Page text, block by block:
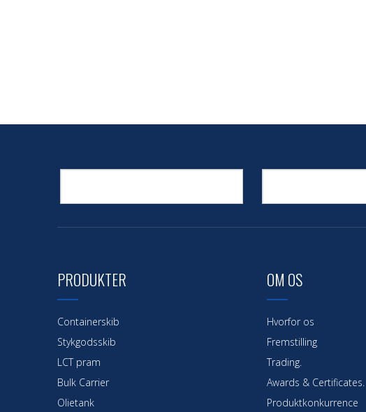
PRODUKTER
Containerskib
Stykgodsskib
LCT pram
Bulk Carrier
Olietank
OM OS
Hvorfor os
Fremstilling
Trading.
Awards & Certificates.
Produktkonkurrence